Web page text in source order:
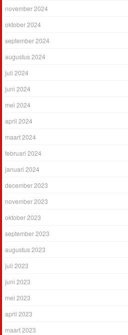
november 2024
oktober 2024
september 2024
augustus 2024
juli 2024
juni 2024
mei 2024
april 2024
maart 2024
februari 2024
januari 2024
december 2023
november 2023
oktober 2023
september 2023
augustus 2023
juli 2023
juni 2023
mei 2023
april 2023
maart 2023